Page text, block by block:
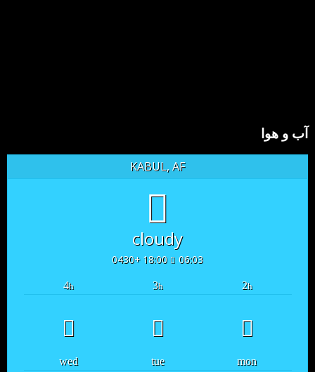
آب و هوا
KABUL, AF
cloudy
06:03
18:00 +0430
2h
3h
4h
mon
tue
wed